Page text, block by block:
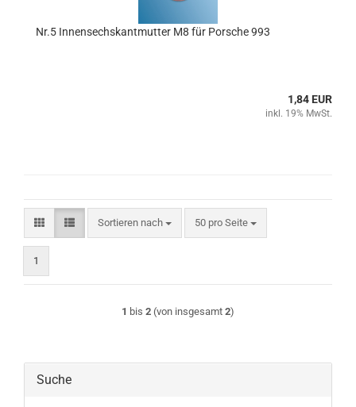
Nr.5 Innensechskantmutter M8 für Porsche 993
1,84 EUR
inkl. 19% MwSt.
Sortieren nach
Sortieren nach 50 pro Seite
pro Seite
1
1 bis 2 (von insgesamt 2)
Suche